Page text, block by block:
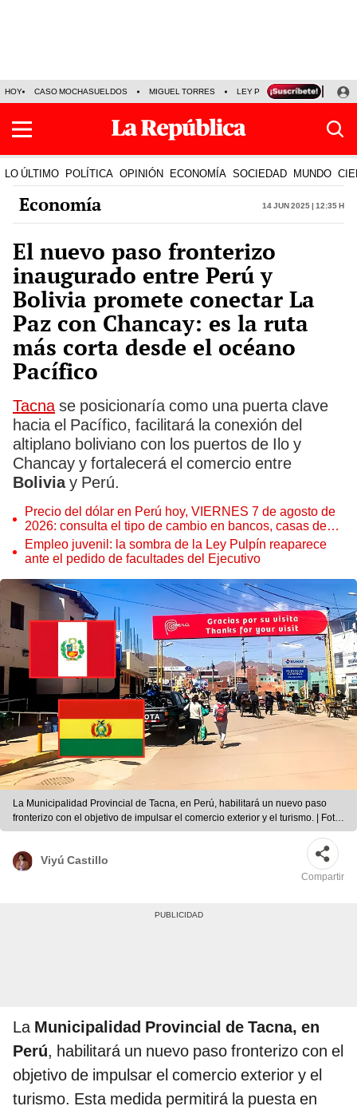
HOY CASO MOCHASUELDOS MIGUEL TORRES LEY PULPÍN PRECIO DEL
LO ÚLTIMO POLÍTICA OPINIÓN ECONOMÍA SOCIEDAD MUNDO
Economía 14 Jun 2025 | 12:35 h
El nuevo paso fronterizo
inaugurado entre Perú y
Bolivia promete conectar La
Paz con Chancay: es la ruta
más corta desde el océano
Pacífico
Tacna se posicionaría como una puerta clave
hacia el Pacífico, facilitará la conexión del
altiplano boliviano con los puertos de Ilo y
Chancay y fortalecerá el comercio entre
Boliviay Perú.
Precio del dólar en Perú hoy, VIERNES 7 de agosto de
2026: consulta el tipo de cambio en bancos, casas de
cambio y plataformas digitales
Empleo juvenil: la sombra de la Ley Pulpín reaparece
ante el pedido de facultades del Ejecutivo
La Municipalidad Provincial de Tacna, en Perú, habilitará un nuevo paso
fronterizo con el objetivo de impulsar el comercio exterior y el turismo. | Foto:
Composición LR/Turiweb
Viyú Castillo
Compartir
La Municipalidad Provincial de Tacna, en
Perú, habilitará un nuevo paso fronterizo con el
objetivo de impulsar el comercio exterior y el
turismo. Esta medida permitirá la puesta en